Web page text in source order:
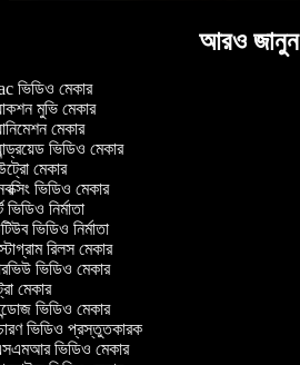
আরও জানুন
ভিডিও মেকার
মুভি মেকার
মেকার
ভিডিও মেকার
মেকার
ভিডিও মেকার
নির্মাতা
ভিডিও নির্মাতা
রিলস মেকার
ভিডিও মেকার
মেকার
ভিডিও মেকার
ভিডিও প্রস্তুতকারক
ভিডিও মেকার